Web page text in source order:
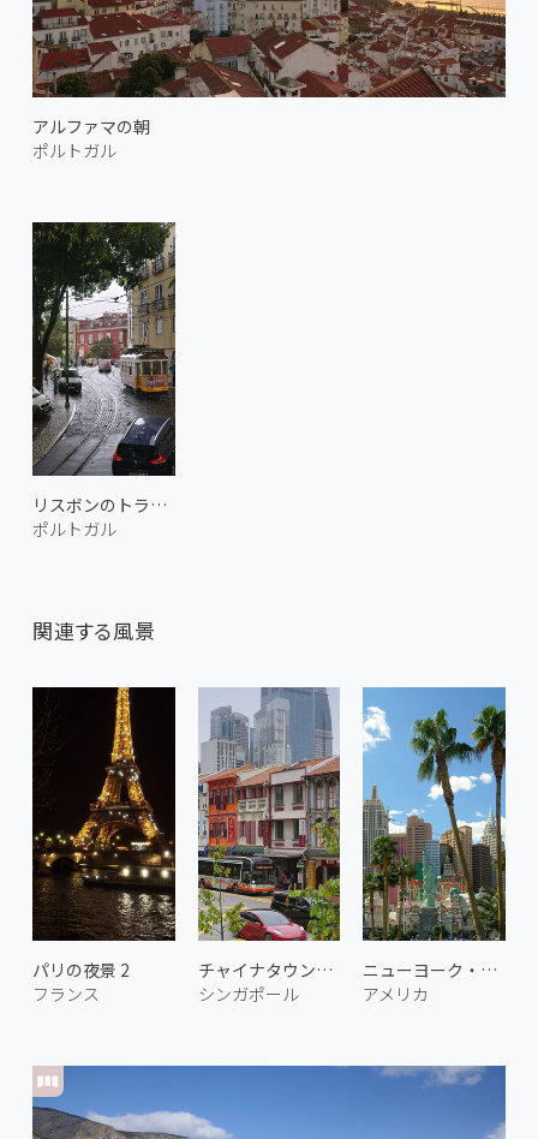
アルファマの朝
ポルトガル
リスボンのトラム 1
ポルトガル
関連する風景
パリの夜景 2
フランス
チャイナタウンのショップハウス
シンガポール
ニューヨーク・ニューヨーク
アメリカ